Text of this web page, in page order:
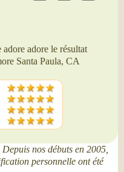
adore le résultat
Santa Paula, CA
nos débuts en 2005,
personnelle ont été